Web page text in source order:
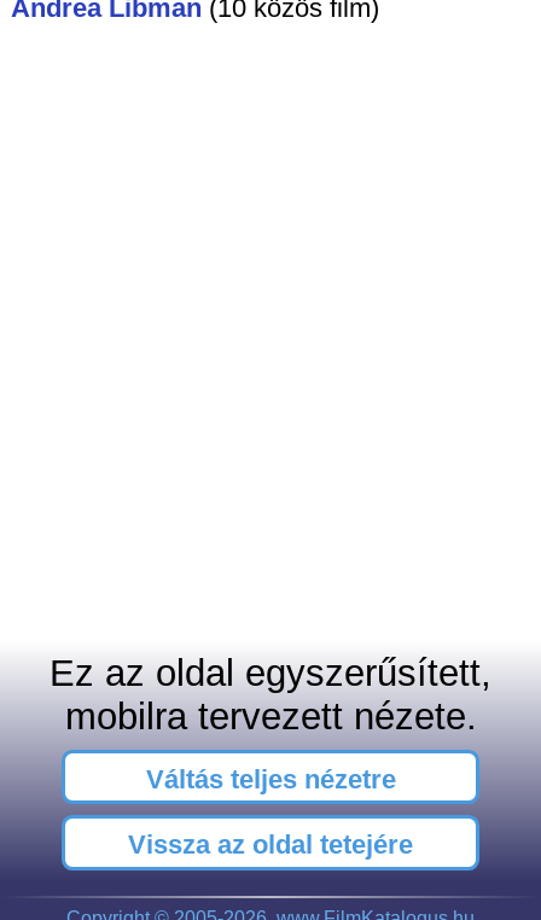
Andrea Libman (10 közös film)
Ez az oldal egyszerűsített,
mobilra tervezett nézete.
Váltás teljes nézetre
Vissza az oldal tetejére